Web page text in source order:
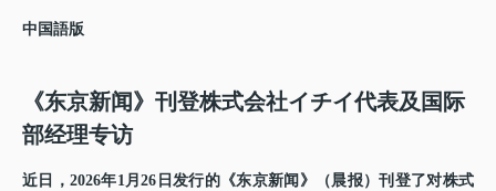
中国語版
《东京新闻》刊登株式会社イチイ代表及国际
部经理专访
近日，2026年1月26日发行的《东京新闻》（晨报）刊登了对株式